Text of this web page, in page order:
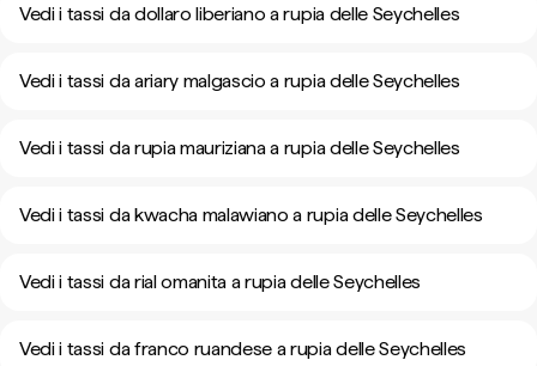
Vedi i tassi da dollaro liberiano a rupia delle Seychelles
Vedi i tassi da ariary malgascio a rupia delle Seychelles
Vedi i tassi da rupia mauriziana a rupia delle Seychelles
Vedi i tassi da kwacha malawiano a rupia delle Seychelles
Vedi i tassi da rial omanita a rupia delle Seychelles
Vedi i tassi da franco ruandese a rupia delle Seychelles